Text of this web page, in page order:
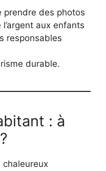
prendre des photos
aux enfants
responsables
durable.
: à
chaleureux